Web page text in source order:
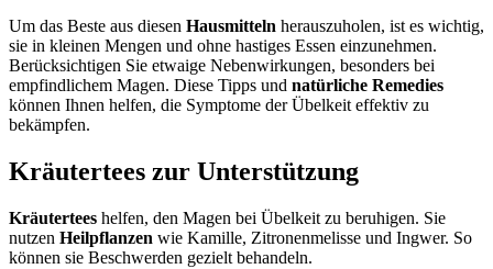
Um das Beste aus diesen Hausmitteln herauszuholen, ist es wichtig,
sie in kleinen Mengen und ohne hastiges Essen einzunehmen.
Berücksichtigen Sie etwaige Nebenwirkungen, besonders bei
empfindlichem Magen. Diese Tipps und natürliche Remedies
können Ihnen helfen, die Symptome der Übelkeit effektiv zu
bekämpfen.
Kräutertees zur Unterstützung
Kräutertees helfen, den Magen bei Übelkeit zu beruhigen. Sie
nutzen Heilpflanzen wie Kamille, Zitronenmelisse und Ingwer. So
können sie Beschwerden gezielt behandeln.